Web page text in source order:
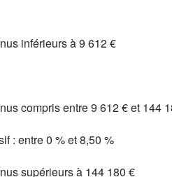
inférieurs à 9 612 €
compris entre 9 612 € et 144
: entre 0 % et 8,50 %
supérieurs à 144 180 €